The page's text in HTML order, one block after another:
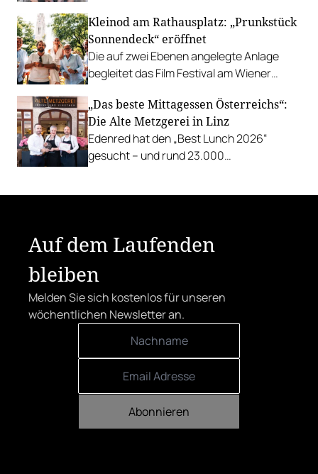
Richard Rauch kocht in der Riederalm
u.v.m.
Kleinod am Rathausplatz: „Prunkstück
Sonnendeck“ eröffnet
Die auf zwei Ebenen angelegte Anlage
begleitet das Film Festival am Wiener
mit Cocktails, Snacks und
Veranstaltungsprogramm.
„Das beste Mittagessen Österreichs“:
Die Alte Metzgerei in Linz
Edenred hat den „Best Lunch 2026“
gesucht – und rund 23.000
Auf dem Laufenden
bleiben
Melden Sie sich kostenlos für unseren
wöchentlichen Newsletter an.
Abonnieren